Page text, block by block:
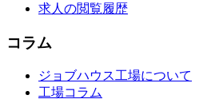
求人の閲覧履歴
コラム
ジョブハウス工場について
工場コラム